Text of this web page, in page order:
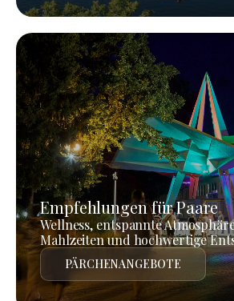
Empfehlungen für Paare
Wellness, entspannte
Mahlzeiten und hochwertige
PÄRCHENANGEBOTE